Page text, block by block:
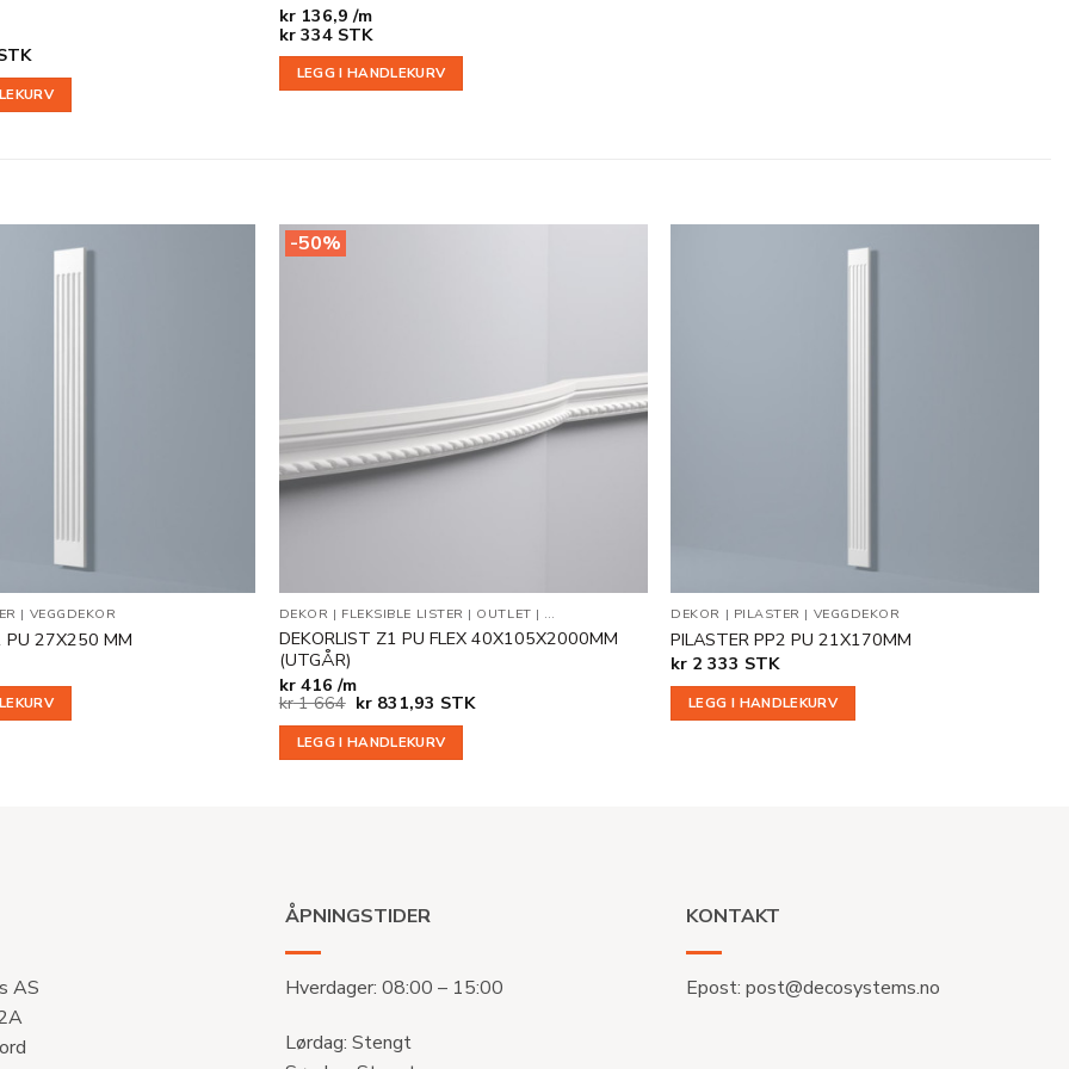
98.
kr136,9 /m
kr334 STK
LEGG I HANDLEKURV
| VEGGDEKOR
PU 27X250 MM
-50%
DEKOR | FLEKSIBLE LISTER | OUTLET | VEGG- OG DEKORLISTER
DEKORLIST Z1 PU FLEX 40X105X2000MM
(UTGÅR)
kr416 /m
kr1 664 Opprinnelig
var:
kr 1
kr 831,93 Nåværende
er:
kr 831,93.
STK
LEGG I HANDLEKURV
DEKOR | PILASTER | VEGGDEKOR
PILASTER PP2 PU 21X170MM
kr 2 333 STK
LEGG I HANDLEKURV
AS
ÅPNINGSTIDER
Hverdager: 08:00 – 15:00
Lørdag: Stengt
KONTAKT
Epost: post@decosystems.no